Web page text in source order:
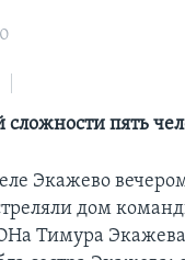
ИСТОРИЯ
ГОРОДКИ
пять
Экажево
дом
Тимура Экажева.